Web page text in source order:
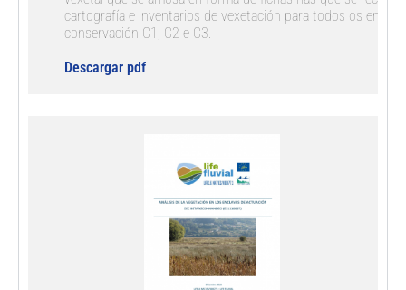
cartografía e inventarios de vexetación para todos os
conservación C1, C2 e C3.
Descargar pdf